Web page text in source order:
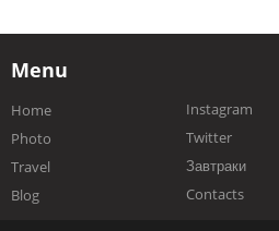
Menu
Home
Photo
Travel
Blog
Instagram
Twitter
Завтраки
Contacts